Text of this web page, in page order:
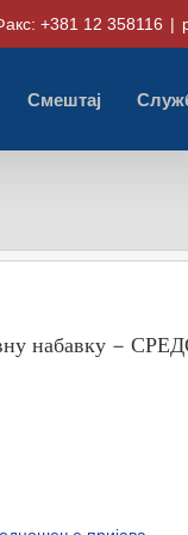
+381 12 358116 |
Смештај
набавку –